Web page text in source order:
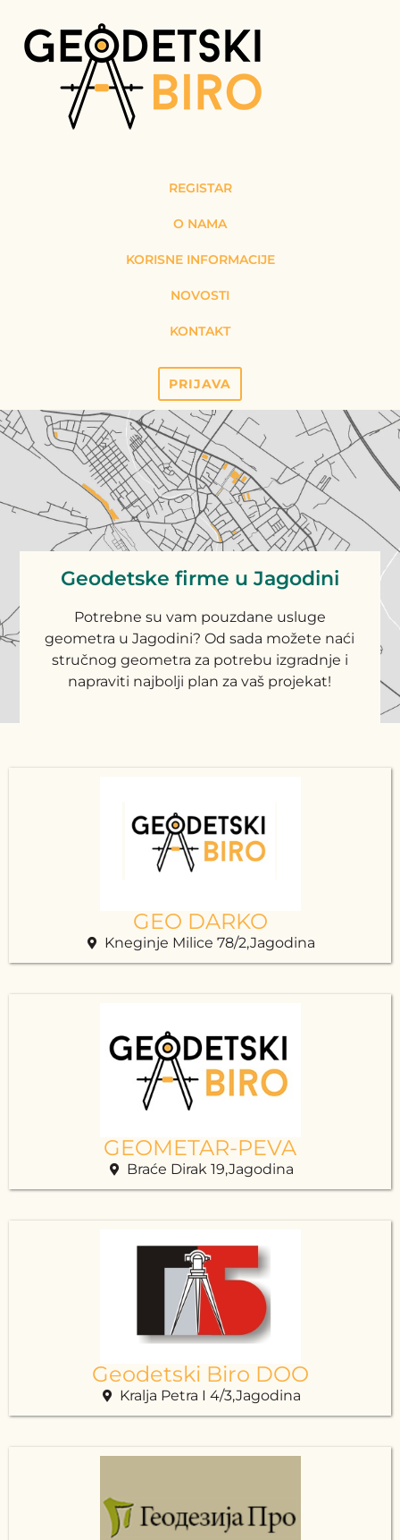
REGISTAR
O NAMA
KORISNE INFORMACIJE
NOVOSTI
KONTAKT
PRIJAVA
Geodetske firme u Jagodini
Potrebne su vam pouzdane usluge
geometra u Jagodini? Od sada možete naći
stručnog geometra za potrebu izgradnje i
napraviti najbolji plan za vaš projekat!
GEO DARKO
Kneginje Milice 78/2,Jagodina
GEOMETAR-PEVA
Braće Dirak 19,Jagodina
Geodetski Biro DOO
Kralja Petra I 4/3,Jagodina